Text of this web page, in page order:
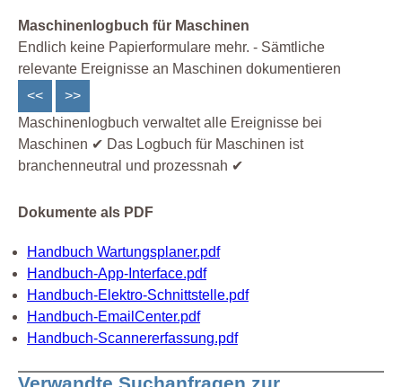
Maschinenlogbuch für Maschinen
Endlich keine Papierformulare mehr. - Sämtliche
relevante Ereignisse an Maschinen dokumentieren
<<
>>
Maschinenlogbuch verwaltet alle Ereignisse bei
Maschinen ✔ Das Logbuch für Maschinen ist
branchenneutral und prozessnah ✔
Dokumente als PDF
Handbuch Wartungsplaner.pdf
Handbuch-App-Interface.pdf
Handbuch-Elektro-Schnittstelle.pdf
Handbuch-EmailCenter.pdf
Handbuch-Scannererfassung.pdf